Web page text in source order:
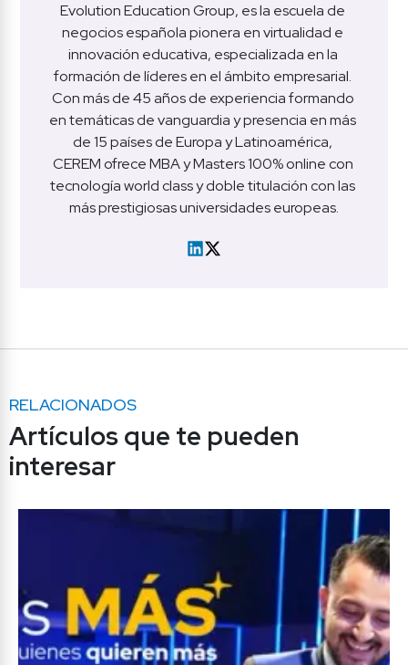
Evolution Education Group, es la escuela de
negocios española pionera en virtualidad e
innovación educativa, especializada en la
formación de líderes en el ámbito empresarial.
Con más de 45 años de experiencia formando
en temáticas de vanguardia y presencia en más
de 15 países de Europa y Latinoamérica,
CEREM ofrece MBA y Masters 100% online con
tecnología world class y doble titulación con las
más prestigiosas universidades europeas.
RELACIONADOS
Artículos que te pueden
interesar